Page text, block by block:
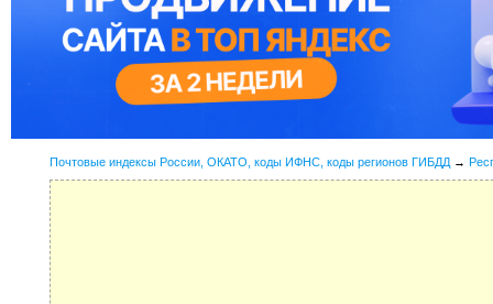
Почтовые индексы России, ОКАТО, коды ИФНС, коды регионов ГИБДД →